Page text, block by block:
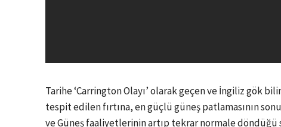
Tarihe ‘Carrington Olayı’ olarak geçen ve İngiliz gök
tespit edilen fırtına, en güçlü güneş patlamasının
ve Güneş faaliyetlerinin artıp tekrar normale döndüğü